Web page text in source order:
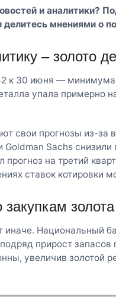
и аналитики?
делитесь мнениями о
– золото
к 30 июня — минимума
упала примерно
свои прогнозы из-за
Sachs
на третий
ставок котировки
Национальный
прирост запасов
увеличив золотой